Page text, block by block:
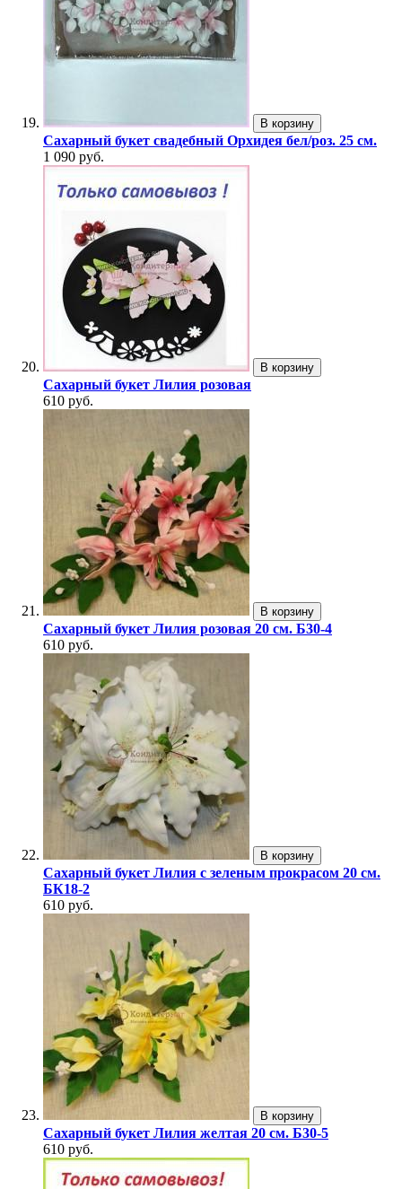
В корзину
Сахарный букет свадебный Орхидея бел/роз. 25 см.
1 090 руб.
В корзину
Сахарный букет Лилия розовая
610 руб.
В корзину
Сахарный букет Лилия розовая 20 см. Б30-4
610 руб.
В корзину
Сахарный букет Лилия с зеленым прокрасом 20 см.
БК18-2
610 руб.
В корзину
Сахарный букет Лилия желтая 20 см. Б30-5
610 руб.